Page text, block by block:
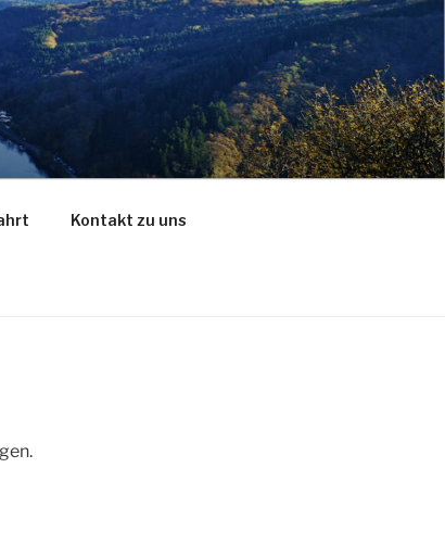
Kontakt zu uns